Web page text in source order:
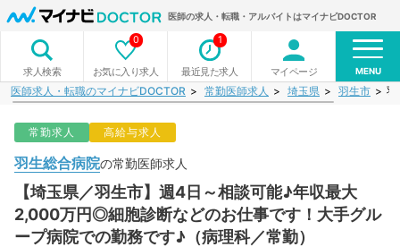
医師の求人・転職・アルバイトはマイナビDOCTOR
求人検索 お気に入り求人
0
最近見た求人
1
マイページ MENU
医師求人・転職のマイナビDOCTOR 常勤医師求人 埼玉県 羽生市 羽
常勤求人 高給与求人
羽生総合病院の常勤医師求人
【埼玉県／羽生市】週4日～相談可能♪年収最大
2,000万円◎細胞診断などのお仕事です！大手グル
ープ病院での勤務です♪（病理科／常勤）